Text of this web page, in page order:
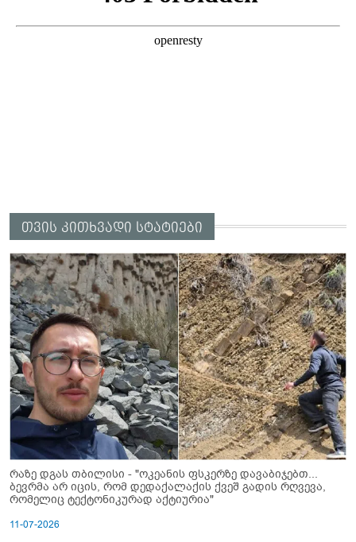
თვის კითხვადი სტატიები
რაზე დგას თბილისი - "ოკეანის ფსკერზე დავაბიჯებთ...
ბევრმა არ იცის, რომ დედაქალაქის ქვეშ გადის რღვევა,
რომელიც ტექტონიკურად აქტიურია"
11-07-2026